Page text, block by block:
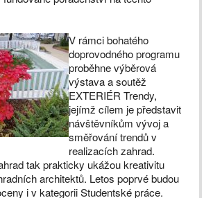
V rámci bohatého
doprovodného programu
proběhne výběrová
výstava a soutěž
EXTERIÉR Trendy,
jejímž cílem je představit
návštěvníkům vývoj a
směřování trendů v
realizacích zahrad.
tak prakticky ukážou kreativitu
architektů. Letos poprvé budou
i v kategorii Studentské práce.